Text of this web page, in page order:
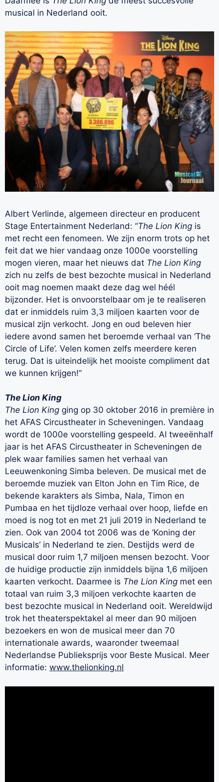
musical in Nederland ooit.
Albert Verlinde, algemeen directeur en producent
Stage Entertainment Nederland: “The Lion King is
met recht een fenomeen. We zijn enorm trots op het
feit dat we hier vandaag onze 1000e voorstelling
mogen vieren, maar het nieuws dat The Lion King
zich nu zelfs de best bezochte musical in Nederland
ooit mag noemen maakt deze dag wel héél
bijzonder. Het is onvoorstelbaar om je te realiseren
dat er inmiddels ruim 3,3 miljoen kaarten voor de
musical zijn verkocht. Jong en oud beleven hier
iedere avond samen het beroemde verhaal van ‘The
Circle of Life’. Velen komen zelfs meerdere keren
terug. Dat is uiteindelijk het mooiste compliment dat
we kunnen krijgen!”
The Lion King
The Lion King ging op 30 oktober 2016 in première in
het AFAS Circustheater in Scheveningen. Vandaag
wordt de 1000e voorstelling gespeeld. Al tweeënhalf
jaar is het AFAS Circustheater in Scheveningen de
plek waar families samen het verhaal van
Leeuwenkoning Simba beleven. De musical met de
beroemde muziek van Elton John en Tim Rice, de
bekende karakters als Simba, Nala, Timon en
Pumbaa en het tijdloze verhaal over hoop, liefde en
moed is nog tot en met 21 juli 2019 in Nederland te
zien. Ook van 2004 tot 2006 was de ‘Koning der
Musicals’ in Nederland te zien. Destijds werd de
musical door ruim 1,7 miljoen mensen bezocht. Voor
de huidige productie zijn inmiddels bijna 1,6 miljoen
kaarten verkocht. Daarmee is The Lion King met een
totaal van ruim 3,3 miljoen verkochte kaarten de
best bezochte musical in Nederland ooit. Wereldwijd
trok het theaterspektakel al meer dan 90 miljoen
bezoekers en won de musical meer dan 70
internationale awards, waaronder tweemaal
Nederlandse Publieksprijs voor Beste Musical. Meer
informatie: www.thelionking.nl